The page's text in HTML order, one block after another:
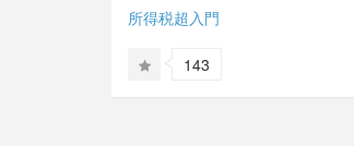
所得税超入門
143